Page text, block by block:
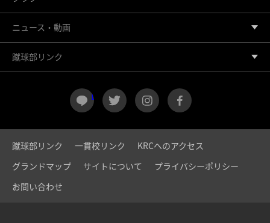
LINE twitter instagram
ニュース・動画
蹴球部リンク
蹴球部リンク 一貫校リンク
KRCへのアクセス
グランドマップ
サイトについて
プライバシーポリシー
お問い合わせ